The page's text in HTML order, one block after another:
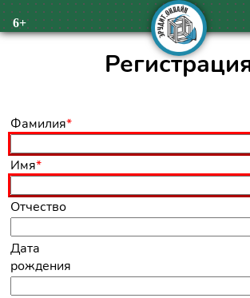
6+
Обязательное
поле
Фамилия*
Обязательное
поле
Имя*
Отчество
Дата
рождения